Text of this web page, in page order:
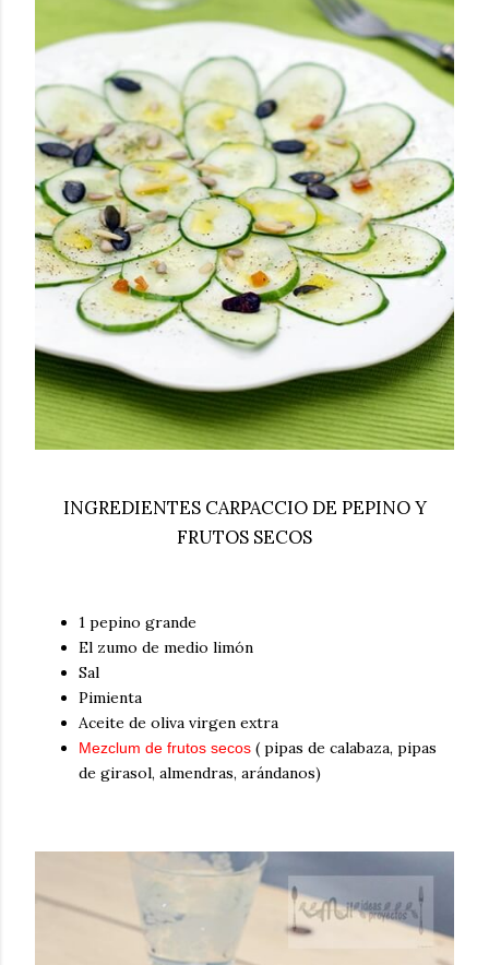
INGREDIENTES CARPACCIO DE PEPINO Y
FRUTOS SECOS
1 pepino grande
El zumo de medio limón
Sal
Pimienta
Aceite de oliva virgen extra
Mezclum de frutos secos ( pipas de calabaza, pipas
de girasol, almendras, arándanos)